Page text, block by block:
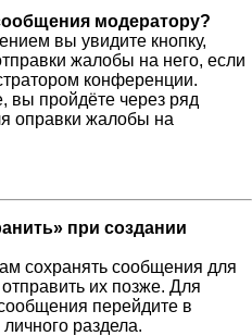
модератору?
вы увидите кнопку,
жалобы на него, если
конференции.
вы пройдёте через ряд
оправки жалобы на
при создании
сохранять сообщения для
их позже. Для
перейдите в
раздела.